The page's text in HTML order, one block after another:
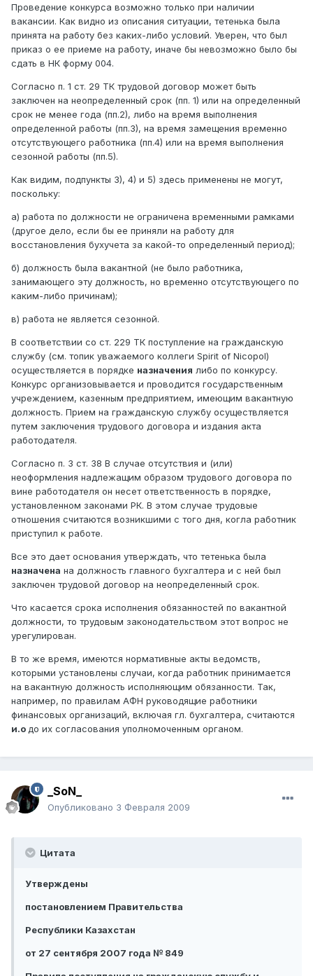
Проведение конкурса возможно только при наличии
вакансии. Как видно из описания ситуации, тетенька была
принята на работу без каких-либо условий. Уверен, что был
приказ о ее приеме на работу, иначе бы невозможно было бы
сдать в НК форму 004.
Согласно п. 1 ст. 29 ТК трудовой договор может быть
заключен на неопределенный срок (пп. 1) или на определенный
срок не менее года (пп.2), либо на время выполнения
определенной работы (пп.3), на время замещения временно
отсутствующего работника (пп.4) или на время выполнения
сезонной работы (пп.5).
Как видим, подпункты 3), 4) и 5) здесь применены не могут,
поскольку:
а) работа по должности не ограничена временными рамками
(другое дело, если бы ее приняли на работу для
восстановления бухучета за какой-то определенный период);
б) должность была вакантной (не было работника,
занимающего эту должность, но временно отсутствующего по
каким-либо причинам);
в) работа не является сезонной.
В соответствии со ст. 229 ТК поступление на гражданскую
службу (см. топик уважаемого коллеги Spirit of Nicopol)
осуществляется в порядке назначения либо по конкурсу.
Конкурс организовывается и проводится государственным
учреждением, казенным предприятием, имеющим вакантную
должность. Прием на гражданскую службу осуществляется
путем заключения трудового договора и издания акта
работодателя.
Согласно п. 3 ст. 38 В случае отсутствия и (или)
неоформления надлежащим образом трудового договора по
вине работодателя он несет ответственность в порядке,
установленном законами РК. В этом случае трудовые
отношения считаются возникшими с того дня, когла работник
приступил к работе.
Все это дает основания утверждать, что тетенька была
назначена на должность главного бухгалтера и с ней был
заключен трудовой договор на неопределенный срок.
Что касается срока исполнения обязанностей по вакантной
должности, то трудовым законодательством этот вопрос не
урегулирован.
В то же время, имеются нормативные акты ведомств,
которыми установлены случаи, когда работник принимается
на вакантную должность исполняющим обязанности. Так,
например, по правилам АФН руководящие работники
финансовых организаций, включая гл. бухгалтера, считаются
и.одо их согласования уполномоченным органом.
_SoN_
Опубликовано 3 Февраля 2009
Цитата
Утверждены
постановлением Правительства
Республики Казахстан
от 27 сентября 2007 года № 849